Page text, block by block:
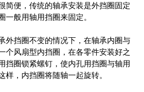
简便，传统的轴承安装是外挡圈固定
般用轴用挡圈来固定。
外挡圈不变的情况下，在轴承内圈与
个风扇型内挡圈，在各零件安装好之
挡圈锁紧螺钉，使内孔用挡圈与轴用
样，内挡圈将随轴一起旋转。